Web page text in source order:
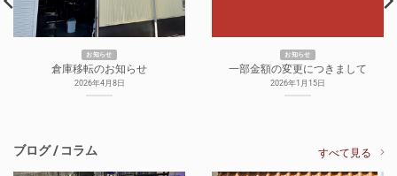
お知らせ
倉庫移転のお知らせ
2026年4月8日
お知らせ
一部金額の変更につきまして
2026年1月15日
ブログ / コラム すべて見る